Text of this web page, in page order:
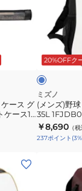
ク
パ
ッ
ク
40L
F
ース グ
ケース1
グ
バ
ッ
ク
パ
ッ
1FJDB02016
20%OFFク
ミズノ
(メンズ)野
35L
￥8,690 （税
237ポイント (3